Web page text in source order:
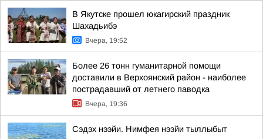
В Якутске прошел юкагирский праздник
Шахадьибэ
Вчера, 19:52
Более 26 тонн гуманитарной помощи
доставили в Верхоянский район - наиболее
пострадавший от летнего паводка
Вчера, 19:36
Сэдэх нээйи. Нимфея нээйи тыллыбыт